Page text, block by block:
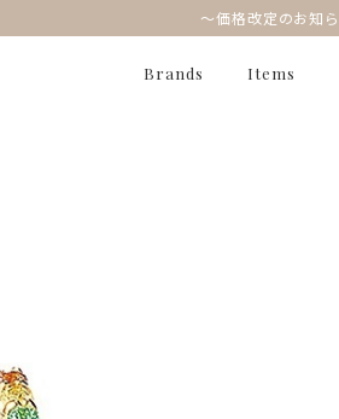
～価格改定のお知
Brands Items